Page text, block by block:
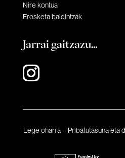
Nire kontua
Erosketa baldintzak
Jarrai gaitzazu…
Lege oharra– Pribatutasuna eta